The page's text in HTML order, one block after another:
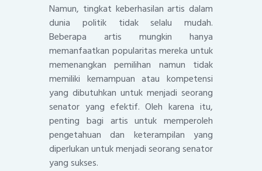
Namun, tingkat keberhasilan artis dalam
dunia politik tidak selalu mudah.
Beberapa artis mungkin hanya
memanfaatkan popularitas mereka untuk
memenangkan pemilihan namun tidak
memiliki kemampuan atau kompetensi
yang dibutuhkan untuk menjadi seorang
senator yang efektif. Oleh karena itu,
penting bagi artis untuk memperoleh
pengetahuan dan keterampilan yang
diperlukan untuk menjadi seorang senator
yang sukses.